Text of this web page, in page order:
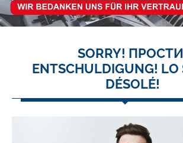
SORRY!
ENTSCHULDIGUNG! LO
DÉSOLÉ!